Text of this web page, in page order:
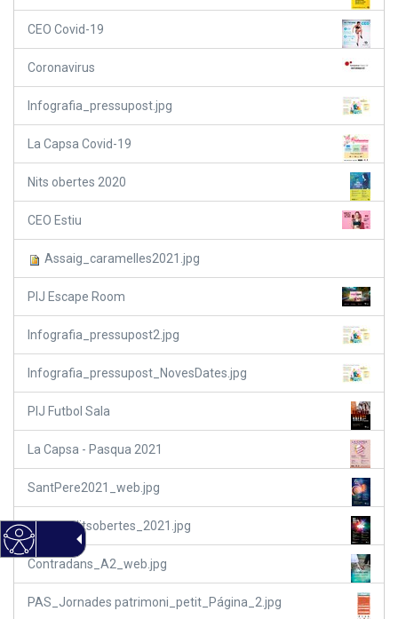
CEO Covid-19
Coronavirus
Infografia_pressupost.jpg
La Capsa Covid-19
Nits obertes 2020
CEO Estiu
Assaig_caramelles2021.jpg
PIJ Escape Room
Infografia_pressupost2.jpg
Infografia_pressupost_NovesDates.jpg
PIJ Futbol Sala
La Capsa - Pasqua 2021
SantPere2021_web.jpg
Cartell_Nitsobertes_2021.jpg
Contradans_A2_web.jpg
PAS_Jornades patrimoni_petit_Página_2.jpg